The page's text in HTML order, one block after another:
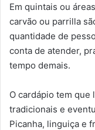
Em quintais ou
carvão ou parrilla
quantidade de
conta de atender,
tempo demais.
O cardápio tem que
tradicionais e
Picanha, linguiça e